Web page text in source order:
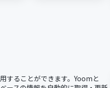
することができます。Yoomと